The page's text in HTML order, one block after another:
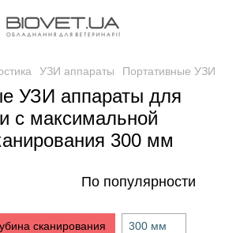
УЗИ аппараты Портативные УЗИ
УЗИ аппараты для
с максимальной
300 мм
По популярности
сканирования 300 мм